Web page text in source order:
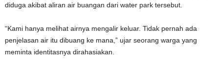
diduga akibat aliran air buangan dari water park tersebut.
“Kami hanya melihat airnya mengalir keluar. Tidak pernah ada
penjelasan air itu dibuang ke mana,” ujar seorang warga yang
meminta identitasnya dirahasiakan.